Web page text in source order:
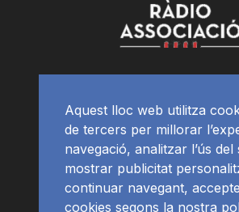
Aquest lloc web utilitza
de tercers per millorar
navegació, analitzar l’ús del
mostrar publicitat
continuar navegant,
cookies segons la nostra